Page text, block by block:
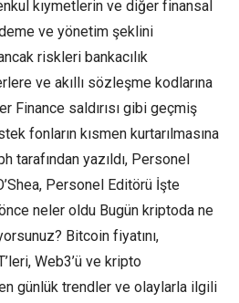
kıymetlerin ve diğer finansal
ve yönetim şeklini
riskleri bankacılık
ve akıllı sözleşme kodlarına
Finance saldırısı gibi geçmiş
fonların kısmen kurtarılmasına
tarafından yazıldı, Personel
Personel Editörü İşte
neler oldu Bugün kriptoda ne
Bitcoin fiyatını,
Web3’ü ve kripto
günlük trendler ve olaylarla ilgili